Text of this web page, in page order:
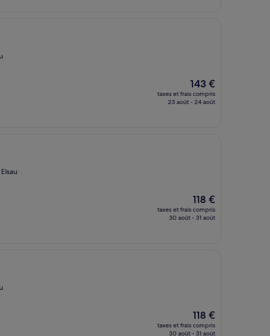
Le
nouveau
prix
143 €
taxes et frais compris
23 août - 24 août
Le
nouveau
prix
118 €
taxes et frais compris
30 août - 31 août
Le
nouveau
prix
118 €
taxes et frais compris
30 août - 31 août